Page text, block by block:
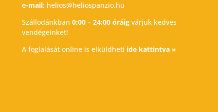
e-mail:helios@heliospanzio.hu
Szállodánkban 0:00 – 24:00 óráigvárjuk kedves
vendégeinket!
A foglalását online is elküldheti ide kattintva »